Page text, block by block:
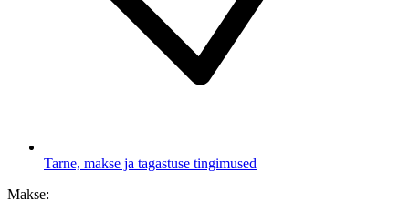
Tarne, makse ja tagastuse tingimused
Makse: